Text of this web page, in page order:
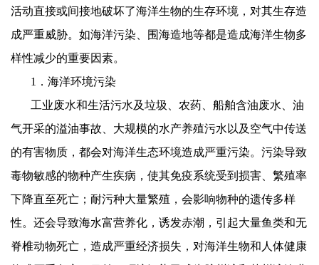
活动直接或间接地破坏了海洋生物的生存环境，对其生存造
成严重威胁。如海洋污染、围海造地等都是造成海洋生物多
样性减少的重要因素。
1 ．海洋环境污染
工业废水和生活污水及垃圾、农药、船舶含油废水、油
气开采的溢油事故、大规模的水产养殖污水以及空气中传送
的有害物质，都会对海洋生态环境造成严重污染。污染导致
毒物敏感的物种产生疾病，使其免疫系统受到损害、繁殖率
下降直至死亡；耐污种大量繁殖，会影响物种的遗传多样
性。还会导致海水富营养化，诱发赤潮，引起大量鱼类和无
脊椎动物死亡，造成严重经济损失，对海洋生物和人体健康